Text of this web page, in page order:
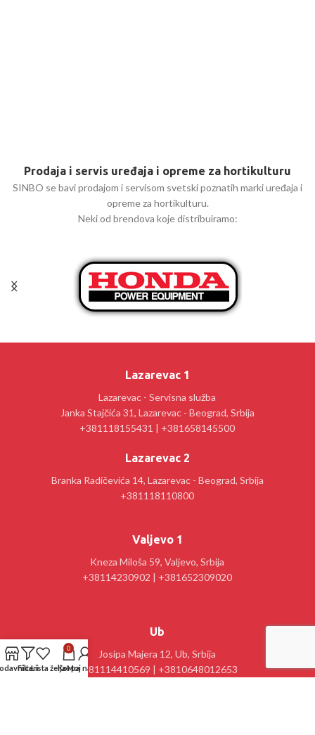
Prodaja i servis uređaja i opreme za hortikulturu
SINBO se bavi prodajom i servisom svetski poznatih marki uređaja i
opreme za hortikulturu.
Neki od brendova koje distribuiramo:
Lazarevac 1
Lazarevac - Servisna služba
Janka Stajčića 31, Lazarevac - Beograd, Srbija
+381118155431 | +381658145500
Lazarevac 2
Branka Radičevića 14, Lazarevac - Beograd, Srbija
+381118110800
Valjevo 1
Kneza Miloša 59, Valjevo, Srbija
+38114230902 | +381652309020
Ub
Josipa Majera 12, Ub, Srbija
+381114410569 | +3810648012653
FilteriLista želja
0
Korpa
Moj nalog